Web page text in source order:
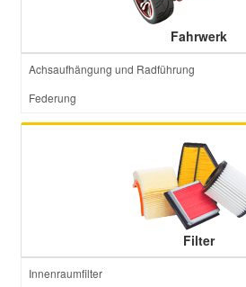
Fahrwerk
Achsaufhängung und Radführung
Federung
Filter
Innenraumfilter